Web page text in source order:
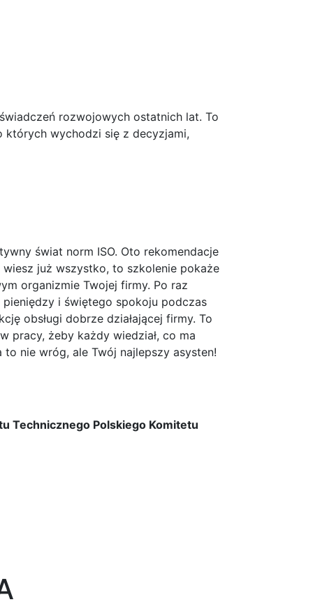
rozwojowych ostatnich lat. To
których wychodzi się z decyzjami,
świat norm ISO. Oto rekomendacje
już wszystko, to szkolenie pokaże
organizmie Twojej firmy. Po raz
i świętego spokoju podczas
obsługi dobrze działającej firmy. To
pracy, żeby każdy wiedział, co ma
nie wróg, ale Twój najlepszy asysten!
Technicznego Polskiego Komitetu